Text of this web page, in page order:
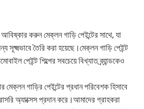
করুন মেক্লন গাড়ি পেইন্টের সাথে, যা
সূক্ষ্মভাবে তৈরি করা হয়েছে।মেক্লন গাড়ি পেইন্ট
পেইন্ট শিল্পের সবচেয়ে বিখ্যাত ব্র্যান্ডকেও
গাড়ির পেইন্টের প্রধান পরিবেশক হিসাবে
অ্যাক্সেস প্রদান করে।আমাদের গ্রাহকরা